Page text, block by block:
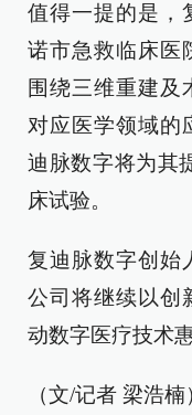
值得一提的是，
诺市急救临床医
围绕三维重建及
对应医学领域的
迪脉数字将为其
床试验。
复迪脉数字创始
公司将继续以创
动数字医疗技术
（文/记者 梁浩楠